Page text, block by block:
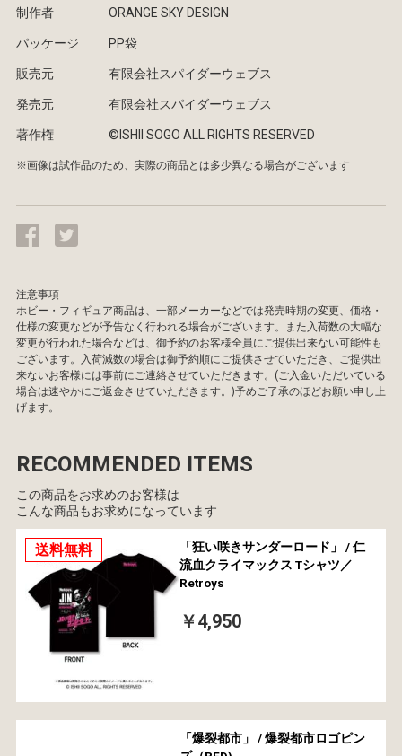
制作者 ORANGE SKY DESIGN
パッケージ PP袋
販売元 有限会社スパイダーウェブス
発売元 有限会社スパイダーウェブス
著作権 ©️ISHII SOGO ALL RIGHTS RESERVED
※画像は試作品のため、実際の商品とは多少異なる場合がございます
注意事項
ホビー・フィギュア商品は、一部メーカーなどでは発売時期の変更、価格・
仕様の変更などが予告なく行われる場合がございます。また入荷数の大幅な
変更が行われた場合などは、御予約のお客様全員にご提供出来ない可能性も
ございます。入荷減数の場合は御予約順にご提供させていただき、ご提供出
来ないお客様には事前にご連絡させていただきます。(ご入金いただいている
場合は速やかにご返金させていただきます。)予めご了承のほどお願い申し上
げます。
RECOMMENDED ITEMS
この商品をお求めのお客様は
こんな商品もお求めになっています
送料無料
「狂い咲きサンダーロード」 / 仁
流血クライマックス Tシャツ／
Retroys
￥4,950
「爆裂都市」 / 爆裂都市ロゴピン